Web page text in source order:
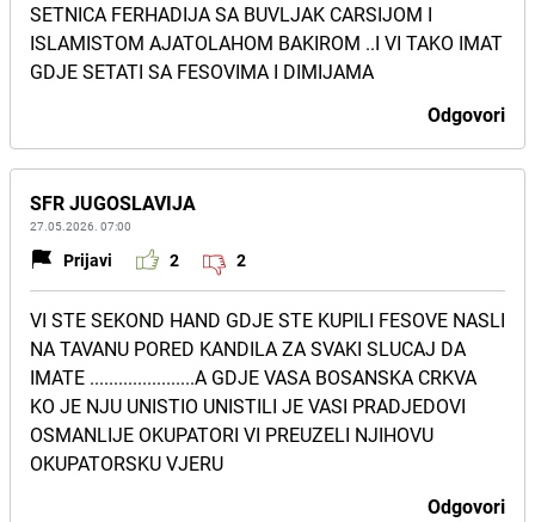
SETNICA FERHADIJA SA BUVLJAK CARSIJOM I
ISLAMISTOM AJATOLAHOM BAKIROM ..I VI TAKO IMAT
GDJE SETATI SA FESOVIMA I DIMIJAMA
Odgovori
SFR JUGOSLAVIJA
27.05.2026. 07:00
Prijavi 2 2
VI STE SEKOND HAND GDJE STE KUPILI FESOVE NASLI
NA TAVANU PORED KANDILA ZA SVAKI SLUCAJ DA
IMATE ......................A GDJE VASA BOSANSKA CRKVA
KO JE NJU UNISTIO UNISTILI JE VASI PRADJEDOVI
OSMANLIJE OKUPATORI VI PREUZELI NJIHOVU
OKUPATORSKU VJERU
Odgovori